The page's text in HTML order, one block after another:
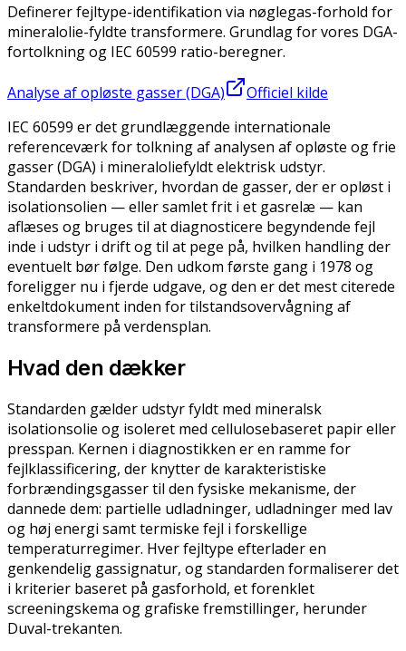
Definerer fejltype-identifikation via nøglegas-forhold for
mineralolie-fyldte transformere. Grundlag for vores DGA-
fortolkning og IEC 60599 ratio-beregner.
Analyse af opløste gasser (DGA)
Officiel kilde
IEC 60599 er det grundlæggende internationale
referenceværk for tolkning af analysen af opløste og frie
gasser (DGA) i mineraloliefyldt elektrisk udstyr.
Standarden beskriver, hvordan de gasser, der er opløst i
isolationsolien — eller samlet frit i et gasrelæ — kan
aflæses og bruges til at diagnosticere begyndende fejl
inde i udstyr i drift og til at pege på, hvilken handling der
eventuelt bør følge. Den udkom første gang i 1978 og
foreligger nu i fjerde udgave, og den er det mest citerede
enkeltdokument inden for tilstandsovervågning af
transformere på verdensplan.
Hvad den dækker
Standarden gælder udstyr fyldt med mineralsk
isolationsolie og isoleret med cellulosebaseret papir eller
presspan. Kernen i diagnostikken er en ramme for
fejlklassificering, der knytter de karakteristiske
forbrændingsgasser til den fysiske mekanisme, der
dannede dem: partielle udladninger, udladninger med lav
og høj energi samt termiske fejl i forskellige
temperaturregimer. Hver fejltype efterlader en
genkendelig gassignatur, og standarden formaliserer det
i kriterier baseret på gasforhold, et forenklet
screeningskema og grafiske fremstillinger, herunder
Duval-trekanten.